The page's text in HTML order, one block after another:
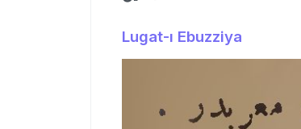
Lugat-ı Ebuzziya